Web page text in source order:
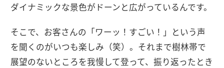
ダイナミックな景色がドーンと広がっているんです。
そこで、お客さんの「ワーッ！すごい！」という声
を聞くのがいつも楽しみ（笑）。それまで樹林帯で
展望のないところを我慢して登って、振り返ったとき